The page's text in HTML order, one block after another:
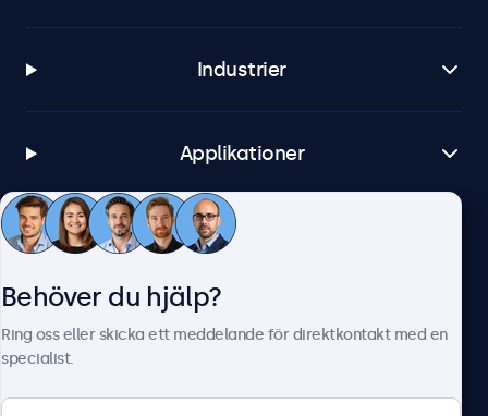
Industrier
Applikationer
Kundtjänst
Behöver du hjälp?
Ring oss eller skicka ett meddelande för direktkontakt med en
specialist.